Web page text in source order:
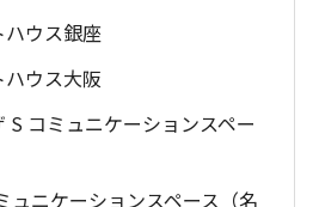
ハウス銀座
ウス大阪
S コミュニケーションスペー
ュニケーションスペース（名